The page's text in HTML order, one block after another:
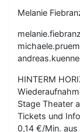
Melanie
HINTERM
Stage Theater
Tickets und
0,14 €/Min.